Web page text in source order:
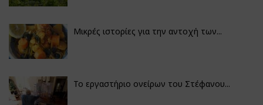
Μικρές ιστορίες για την αντοχή των...
Το εργαστήριο ονείρων του Στέφανου...